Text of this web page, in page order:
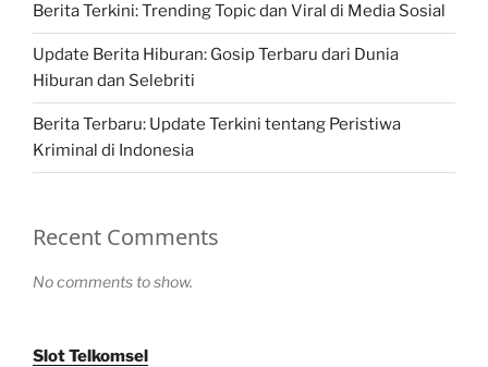
Berita Terkini: Trending Topic dan Viral di Media Sosial
Update Berita Hiburan: Gosip Terbaru dari Dunia
Hiburan dan Selebriti
Berita Terbaru: Update Terkini tentang Peristiwa
Kriminal di Indonesia
Recent Comments
No comments to show.
Slot Telkomsel